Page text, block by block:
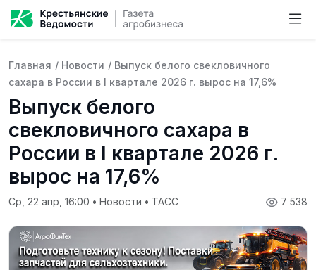
Главная / Новости / Выпуск белого свекловичного
сахара в России в I квартале 2026 г. вырос на 17,6%
Выпуск белого
свекловичного сахара в
России в I квартале 2026 г.
вырос на 17,6%
7 538
Ср, 22 апр, 16:00 • Новости • ТАСС